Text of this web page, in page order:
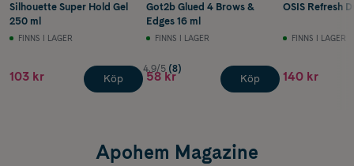
Silhouette Super Hold Gel
250 ml
FINNS I LAGER
103 kr Köp
Got2b Glued 4 Brows &
Edges 16 ml
FINNS I LAGER
4.9/5 (8)
58 kr Köp
OSIS Refresh
FINNS I LAGER
140 kr
Apohem Magazine